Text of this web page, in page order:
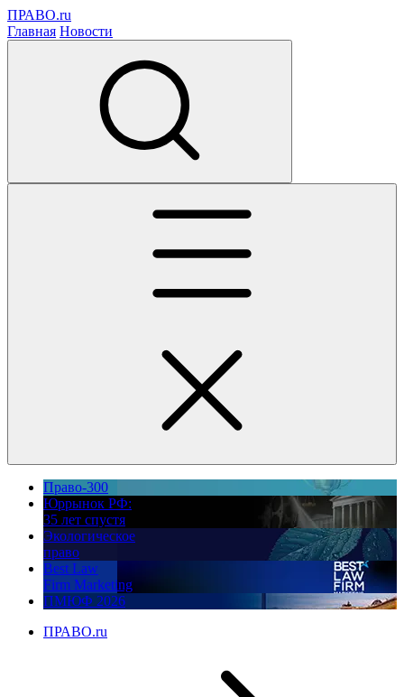
ПРАВО.ru
Главная Новости
Право-300
Юррынок РФ:
35 лет спустя
Экологическое
право
Best Law
Firm Marketing
ПМЮФ 2026
ПРАВО.ru